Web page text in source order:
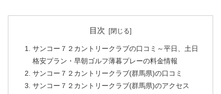
目次
サンコー７２カントリークラブの口コミ～平日、土日
格安プラン・早朝ゴルフ薄暮プレーの料金情報
サンコー７２カントリークラブ(群馬県)の口コミ
サンコー７２カントリークラブ(群馬県)のアクセス